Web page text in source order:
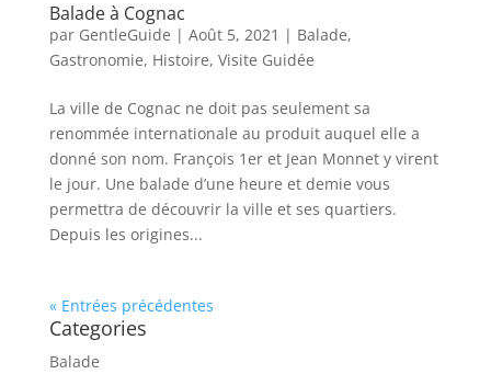
Balade à Cognac
par GentleGuide | Août 5, 2021 | Balade,
Gastronomie, Histoire, Visite Guidée
La ville de Cognac ne doit pas seulement sa
renommée internationale au produit auquel elle a
donné son nom. François 1er et Jean Monnet y virent
le jour. Une balade d’une heure et demie vous
permettra de découvrir la ville et ses quartiers.
Depuis les origines...
« Entrées précédentes
Categories
Balade